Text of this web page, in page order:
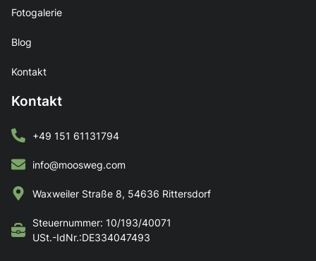
Fotogalerie
Blog
Kontakt
Kontakt
+49 151 61131794
info@moosweg.com
Waxweiler Straße 8, 54636 Rittersdorf
Steuernummer: 10/193/40071
USt.-IdNr.:DE334047493